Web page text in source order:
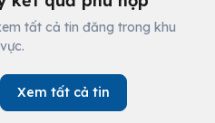
tất cả tin đăng trong khu
vực.
Xem tất cả tin